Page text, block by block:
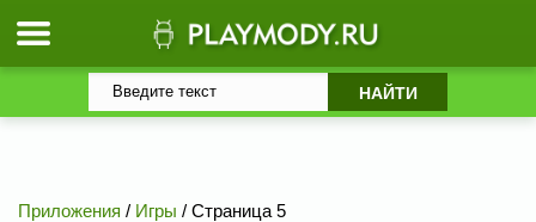
Приложения / Игры / Страница 5